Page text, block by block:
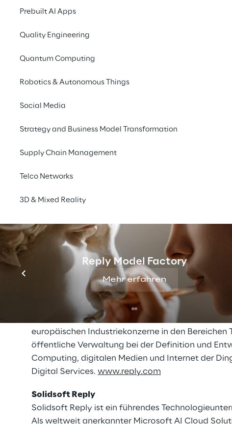
Prebuilt AI Apps
Quality Engineering
Quantum Computing
Robotics & Autonomous Things
Social Media
Strategy and Business Model Transformation
Supply Chain Management
Telco Networks
3D & Mixed Reality
Reply Model Factory
Mehr erfahren
unterstützt zu haben,
Die erfolgreiche
Griechenland. Wir
Ioanna
möglich durch die
und unseres Partners
Das HMVS ist Teil des
Plattform, die
erfolgreichen
nationalen
Diese Initiative
europäischen
Patientensicherheit zu
pharmazeutischer
Reply [EXM, STAR: REY, ISIN: IT0005282865]
Kommunikationskanälen und digitalen Medien.
europäischen Industriekonzerne in den
öffentliche Verwaltung bei der Definition und
Computing, digitalen Medien und Internet der
Digital Services. www.reply.com
Solidsoft Reply
Solidsoft Reply ist ein führendes
Als weltweit anerkannter Microsoft AI Cloud